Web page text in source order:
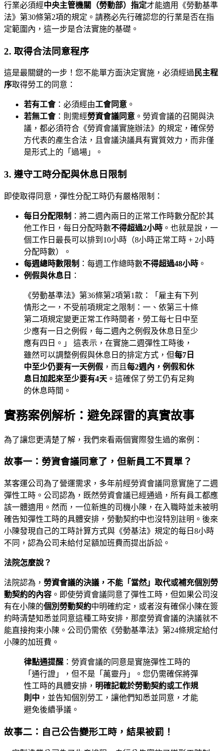
行業必須經中央主管機關（勞動部）指定才能適用《勞動基準
法》第30條第2項的規定。請務必先行確認您的行業是否在指
定範圍內，這一步是合法實施的基礎。
2. 取得合法同意程序
這是最關鍵的一步！您不能單方面決定實施，必須經過 民主程
序取得勞工的同意：
若有工會：必須經由工會同意 。
若無工會：則需經勞資會議同意 。勞資會議的召開與決
議，都必須符合《勞資會議實施辦法》的規定，確保勞
方代表的產生合法，且會議決議具有實質效力，而非僅
是形式上的「過場」。
3. 遵守工時分配與休息日限制
即使取得同意，彈性分配工時仍有嚴格限制：
每日分配限制 ：將二週內兩日的正常工作時數分配於其
他工作日，每日分配時數不得超過2小時 。也就是說，一
個工作日最長可以排到10小時（8小時正常工時 + 2小時
分配時數）。
每週總時數限制 ：每週工作總時數不得超過48小時 。
例假與休息日 ：
《勞動基準法》第36條第2項第1款：「雇主有下列
情形之一，不受前項規定之限制：一、依第三十條
第二項規定變更正常工作時間者，勞工每七日中至
少應有一日之例假，每二週內之例假及休息日至少
應有四日。」 這表示，在實施二週彈性工時後，
雖然可以調整例假與休息日的排定方式，但每7日
中至少仍要有一天例假 ，而且 每2週內，例假和休
息日加起來至少要有4天 。這確保了勞工仍有足夠
的休息時間。
實務案例解析：避免踩雷的真實故事
為了讓您更清楚了解，我們來看兩個實際發生過的案例：
故事一：勞資會議同意了，但新員工不買單？
某客運公司為了營運需求，多年前經勞資會議同意實施了二週
彈性工時。公司認為，既然勞資會議已經通過，所有員工都應
該一體適用。然而，一位新進的司機小陳，在入職時並未被明
確告知彈性工時的具體安排，勞動契約中也沒特別註明。後來
小陳發現自己的工時計算方式與《勞基法》規定的每日8小時
不同，認為公司未給付足額加班費而提出訴訟。
法院怎麼說？
法院認為， 勞資會議的決議，不能「當然」取代或補充個別勞
動契約的內容 。即使勞資會議同意了彈性工時，但如果公司沒
有在小陳的個別勞動契約中明確約定，或者沒有確保小陳在簽
約時清楚知悉並同意這種工時安排，那麼勞資會議的決議就不
能直接拘束小陳。公司仍需依《勞動基準法》第24條規定給付
小陳的加班費。
律點通提醒 ：勞資會議的同意是實施彈性工時的
「通行證」，但不是「萬靈丹」。您仍需確保將彈
性工時的具體安排， 明確記載於勞動契約或工作規
則中 ，並告知個別勞工，讓他們知悉並同意，才能
避免後續爭議。
故事二：自己公告變形工時，結果被罰！